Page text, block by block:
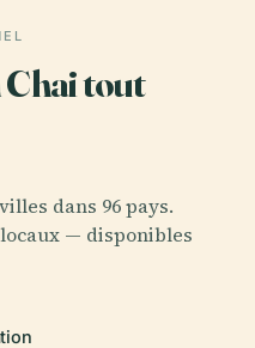
tout
dans 96 pays.
— disponibles